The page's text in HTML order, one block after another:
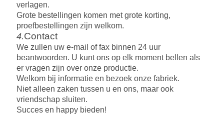
verlagen.
Grote bestellingen komen met grote korting,
proefbestellingen zijn welkom.
4.Contact
We zullen uw e-mail of fax binnen 24 uur
beantwoorden. U kunt ons op elk moment bellen als
er vragen zijn over onze productie.
Welkom bij informatie en bezoekonze fabriek.
Niet alleen zaken tussen u en ons, maar ook
vriendschap sluiten.
Succes en happy bieden!